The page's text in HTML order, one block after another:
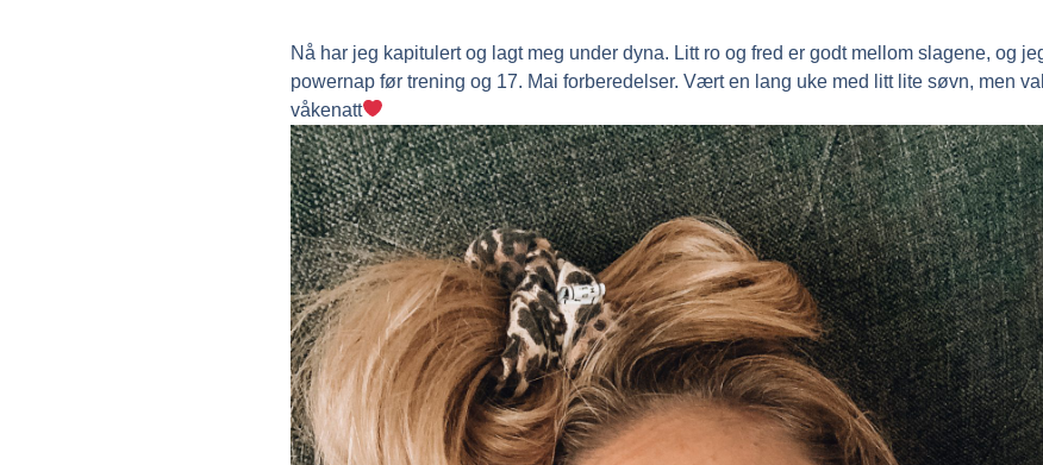
Nå har jeg kapitulert og lagt meg under dyna. Litt ro og fred er godt mellom slagene, og
powernap før trening og 17. Mai forberedelser. Vært en lang uke med litt lite søvn, men
våkenatt